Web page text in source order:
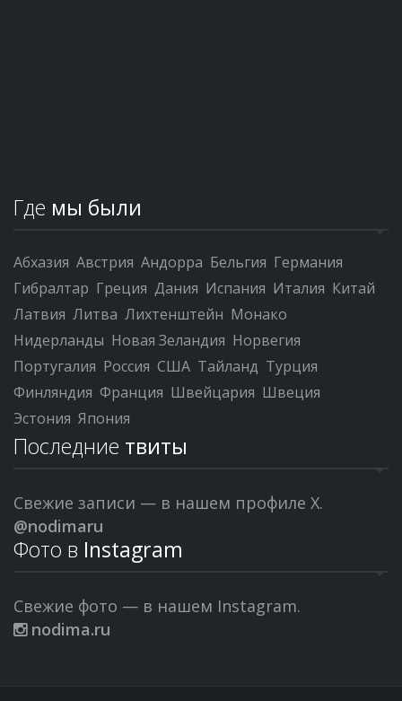
Где мы были
Абхазия Австрия Андорра Бельгия Германия
Гибралтар Греция Дания Испания Италия Китай
Латвия Литва Лихтенштейн Монако
Нидерланды Новая Зеландия Норвегия
Португалия Россия США Тайланд Турция
Финляндия Франция Швейцария Швеция
Эстония Япония
Последние твиты
Свежие записи — в нашем профиле X.
@nodimaru
Фото в Instagram
Свежие фото — в нашем Instagram.
nodima.ru